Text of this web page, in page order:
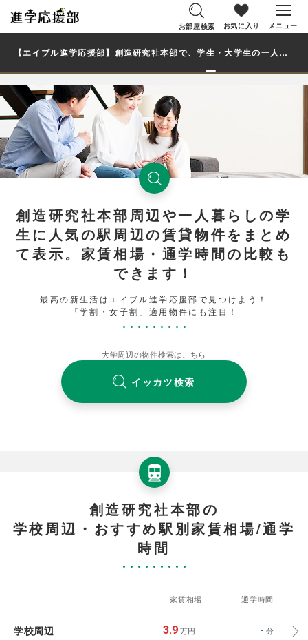
お部屋検索 お気に入り メニュー
【エイブル進学応援部】創造研究社本部で、学生・大学生の一人暮らし向け賃貸マンション・アパートのお部屋を探す
創造研究社本部周辺や一人暮らしの学
生に人気の駅周辺の賃貸物件をまとめ
て表示。家賃相場・通学時間の比較も
できます！
最高の新生活はエイブル進学応援部で見つけよう！
「学割・女子割」適用物件にも注目！
大学周辺の物件検索はこちら
イッカツ検索
創造研究社本部の
学校周辺・おすすめ駅別家賃相場/通学
時間
家賃相場 通学時間
学校周辺 3.9 万円 - 分